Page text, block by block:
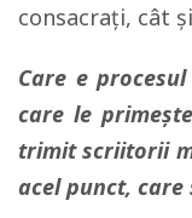
consacraţi, cât
Care e
care le
trimit scriitorii
acel punct, care